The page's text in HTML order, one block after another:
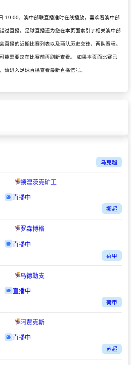
19:00，澳中部联直播准时在线播放，喜欢看澳中部
过直播。足球直播还为您在本页面索引了相关澳中部
直播的近期比赛列表以及两队历史交锋、两队赛程。
能需要您在比赛前再刷新查看。 如果本页面比赛已
请进入足球直播查看最新直播信号。
乌克超
顿涅茨克矿工
直播中
挪超
罗森博格
直播中
荷甲
乌德勒支
直播中
荷甲
阿贾克斯
直播中
苏超